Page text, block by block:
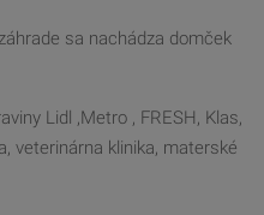
sa nachádza domček
Lidl ,Metro , FRESH, Klas,
veterinárna klinika, materské